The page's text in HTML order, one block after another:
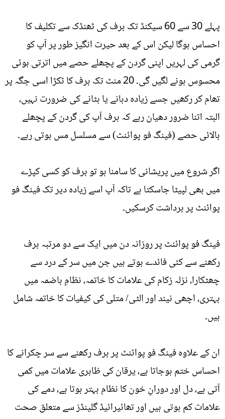
پہلے 30 سے 60 سیکنڈ تک برف کی ٹھنڈک سے تکلیف کا
احساس ہوگا لیکن اس کے بعد حیرت انگیز طور پر آپ کو
گرمی کی لہریں اپنی گردن کے پچھلے حصے میں اترتی ہوئی
محسوس ہونے لگیں گی۔ 20 منٹ تک برف کا ٹکڑا اسی جگہ پر
تھام کر رکھیں جسے زیادہ دبانے یا ہٹانے کی ضرورت نہیں،
البتہ اتنا ضرور دھیان رہے کہ برف آپ کی گردن کے پچھلے
بالائی حصے (فینگ فو پوائنٹ) سے مسلسل مس ہوتی رہے۔
اگر شروع میں پریشانی کا سامنا ہو تو برف کو کسی کپڑے
میں بھی لپیٹا جاسکتا ہے تاکہ آپ اسے زیادہ دیر تک فینگ فو
پوائنٹ پر برداشت کرسکیں۔
فینگ فو پوائنٹ پر روزانہ دن میں ایک سے دو مرتبہ برف
رکھنے سے کئی فائدے ہوتے ہیں جن میں سر کے درد سے
چھٹکارا، نزلہ زکام کی علامات کا خاتمہ، نظامِ ہاضمہ میں
بہتری، اچھی نیند اور الٹی/ متلی کی کیفیات کا خاتمہ شامل
ہیں۔
ان کے علاوہ فینگ فو پوائنٹ پر برف رکھنے سے سر چکرانے کا
احساس ختم ہوجاتا ہے، یرقان کی ظاہری علامات میں کمی
آتی ہے، دل اور دورانِ خون کا نظام بہتر ہوتا ہے، دمے کی
علامات کم ہوتی ہیں اور تھائیرائیڈ گلینڈز سے متعلق صحت